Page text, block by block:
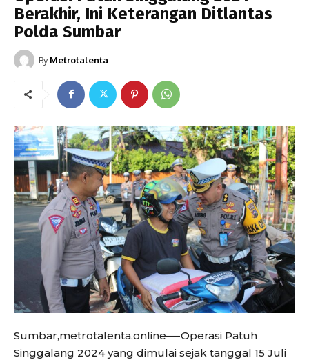
Berakhir, Ini Keterangan Ditlantas
Polda Sumbar
By Metrotalenta
Sumbar,metrotalenta.online—-Operasi Patuh
Singgalang 2024 yang dimulai sejak tanggal 15 Juli